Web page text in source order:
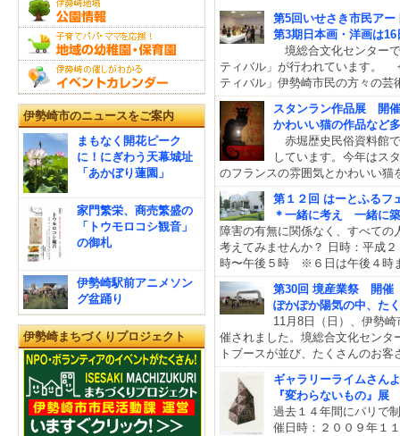
第5回いせさき市民ア
第3期日本画・洋画は
境総合文化センター
ティバル」が行われています。
ティバル」伊勢崎市民の方々の芸
スタンラン作品展 開
かわいい猫の作品など
赤堀歴史民俗資料館
しています。今年はス
のフランスの雰囲気とかわいい猫
第１２回 はーとふるフ
＊一緒に考え 一緒に
障害の有無に関係なく、すべて
考えてみませんか？ 日時：平
時〜午後５時 ※６日は午後４時
第30回 境産業祭 開催
ぽかぽか陽気の中、た
11月8日（日）、伊勢
催されました。境総合文化センタ
トブースが並び、たくさんのお
ギャラリーライムさん
『変わらないもの』
過去１４年間にパリで
催日時：２００９年
伊勢崎市のニュースをご案内
まもなく開花ピーク
に！にぎわう天幕城址
「あかぼり蓮園」
家門繁栄、商売繁盛の
「トウモロコシ観音」
の御札
伊勢崎駅前アニメソン
グ盆踊り
伊勢崎まちづくりプロジェクト